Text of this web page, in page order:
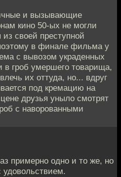
и вызывающие
кино 50-ых не могли
своей преступной
в финале фильма у
с вывозом украденных
в гроб умершего товарища,
их оттуда, но... вдруг
под кремацию на
друзья уныло смотрят
с наворованными
примерно одно и то же, но